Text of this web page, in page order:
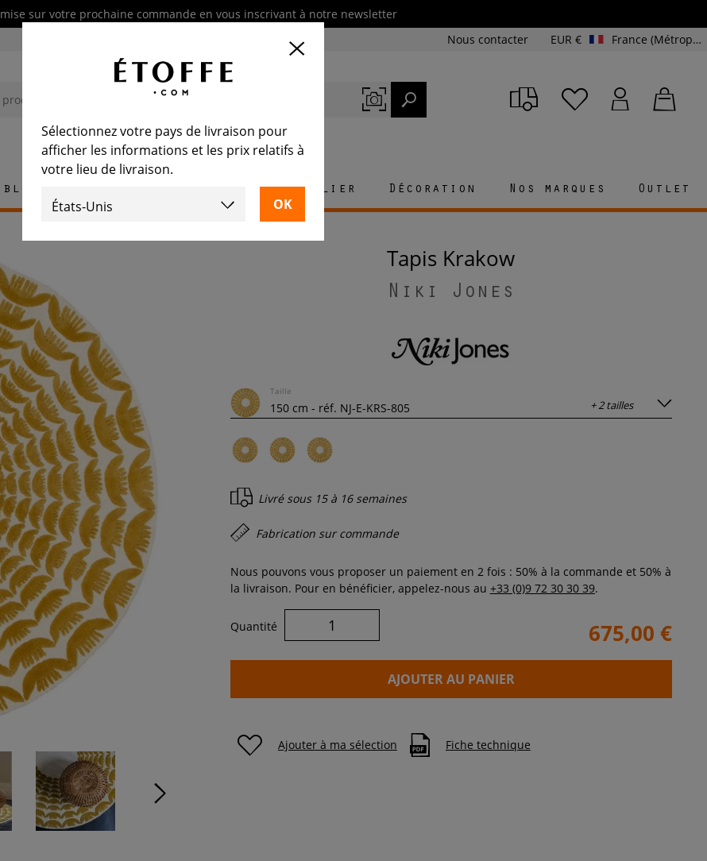
sur votre prochaine commande en vous inscrivant à notre newsletter
Nous contacter EUR € France (Métropolitaine et Corse)
Mobilier Décoration Nos marques Outlet
Tapis Krakow
Niki Jones
+ 2 tailles
Taille
Livré sous 15 à 16 semaines
Fabrication sur commande
Nous pouvons vous proposer un paiement en 2 fois : 50% à la commande et 50% à
la livraison. Pour en bénéficier, appelez-nous au +33 (0)9 72 30 30 39.
Quantité 675,00 €
AJOUTER AU PANIER
Ajouter à ma sélection Fiche technique
Sélectionnez votre pays de livraison pour
afficher les informations et les prix relatifs à
votre lieu de livraison.